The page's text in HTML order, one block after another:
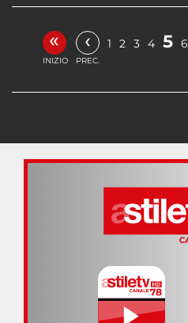
«
INIZIO
‹
PREC.
1 2 3 4 5 6